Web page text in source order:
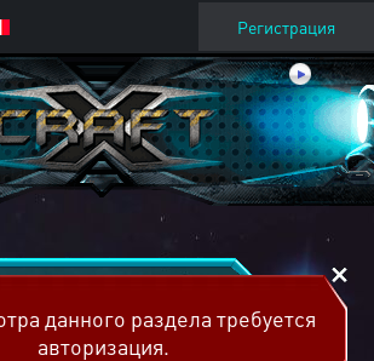
Регистрация
данного раздела требуется
авторизация.